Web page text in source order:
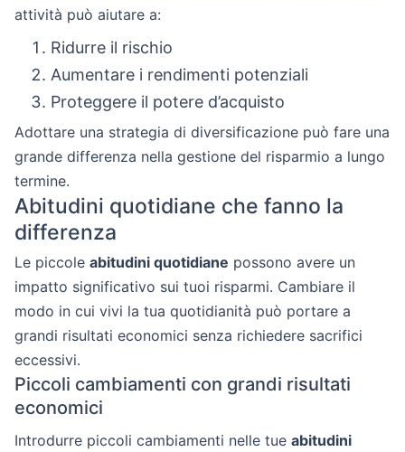
attività può aiutare a:
Ridurre il rischio
Aumentare i rendimenti potenziali
Proteggere il potere d’acquisto
Adottare una strategia di diversificazione può fare una
grande differenza nella gestione del risparmio a lungo
termine.
Abitudini quotidiane che fanno la
differenza
Le piccole abitudini quotidiane possono avere un
impatto significativo sui tuoi risparmi. Cambiare il
modo in cui vivi la tua quotidianità può portare a
grandi risultati economici senza richiedere sacrifici
eccessivi.
Piccoli cambiamenti con grandi risultati
economici
Introdurre piccoli cambiamenti nelle tue abitudini